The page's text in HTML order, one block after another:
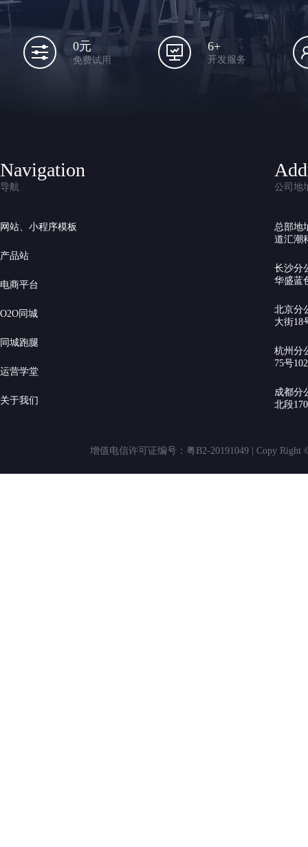
0元
免费试用
6+
开发服务
Navigation
导航
网站、小程序模板
产品站
电商平台
O2O同城
同城跑腿
运营学堂
关于我们
公司地
总部地
道汇潮
长沙分
华盛蓝
北京分
大街18
杭州分
75号
成都分
北段
增值电信许可证编号：粤B2-20191049 | Copy